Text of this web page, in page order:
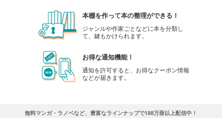
本棚を作って本の整理ができる！
ジャンルや作家ごとなどに本を分類し
て、鍵もかけられます。
お得な通知機能！
通知を許可すると、お得なクーポン情報
などが届きます。
無料マンガ・ラノベなど、豊富なラインナップで188万冊以上配信中！